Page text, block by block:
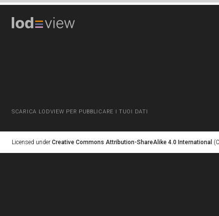
SCARICA LODVIEW PER PUBBLICARE I TUOI DATI
Licensed under Creative Commons Attribution-ShareAlike 4.0 International